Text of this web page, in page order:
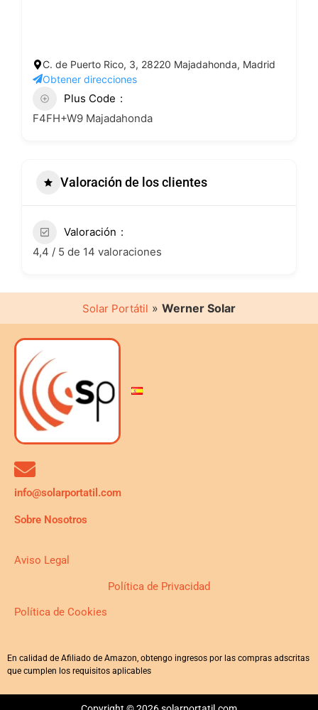
C. de Puerto Rico, 3, 28220 Majadahonda, Madrid
Obtener direcciones
Plus Code
F4FH+W9 Majadahonda
Valoración de los clientes
Valoración
4,4 / 5 de 14 valoraciones
Solar Portátil » Werner Solar
info@solarportatil.com
Sobre Nosotros
Aviso Legal
Política de Privacidad
Política de Cookies
En calidad de Afiliado de Amazon, obtengo ingresos por las compras adscritas
que cumplen los requisitos aplicables